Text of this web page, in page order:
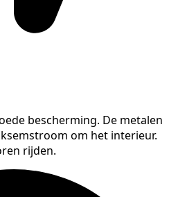
bescherming. De metalen
om het interieur.
rijden.